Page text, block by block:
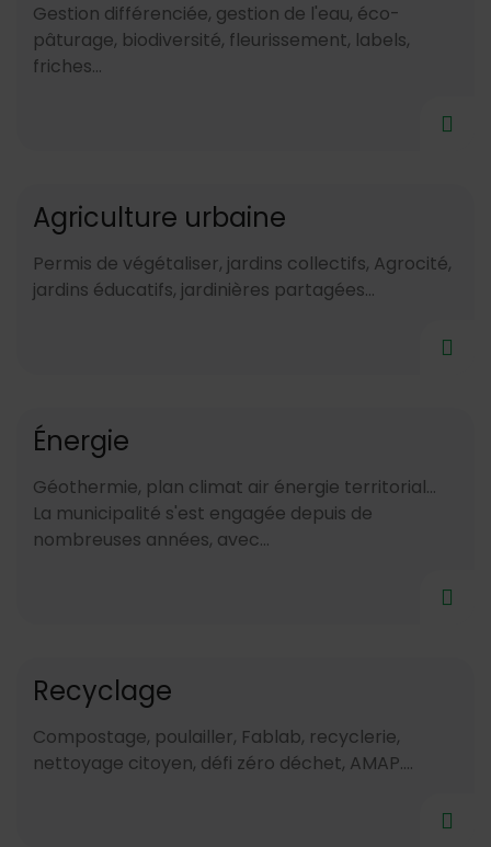
Gestion différenciée, gestion de l'eau, éco-
pâturage, biodiversité, fleurissement, labels,
friches...
Agriculture urbaine
Permis de végétaliser, jardins collectifs, Agrocité,
jardins éducatifs, jardinières partagées...
Énergie
Géothermie, plan climat air énergie territorial...
La municipalité s'est engagée depuis de
nombreuses années, avec...
Recyclage
Compostage, poulailler, Fablab, recyclerie,
nettoyage citoyen, défi zéro déchet, AMAP....